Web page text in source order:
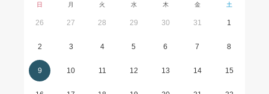
日 月 火 水 木 金 土
26 27 28 29 30 31 1
2 3 4 5 6 7 8
9 10 11 12 13 14 15